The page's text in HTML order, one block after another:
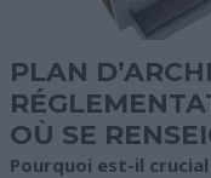
PLAN
OÙ SE
Pourquoi est-il